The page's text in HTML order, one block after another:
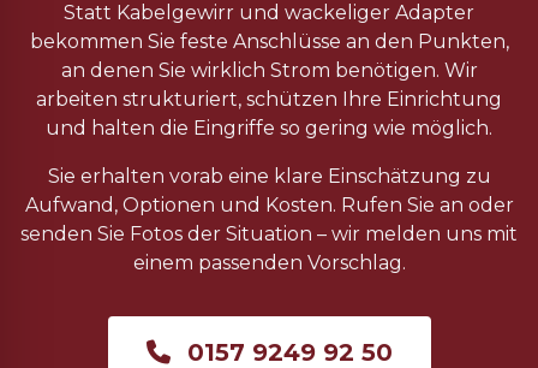
Statt Kabelgewirr und wackeliger Adapter
bekommen Sie feste Anschlüsse an den Punkten,
an denen Sie wirklich Strom benötigen. Wir
arbeiten strukturiert, schützen Ihre Einrichtung
und halten die Eingriffe so gering wie möglich.
Sie erhalten vorab eine klare Einschätzung zu
Aufwand, Optionen und Kosten. Rufen Sie an oder
senden Sie Fotos der Situation – wir melden uns mit
einem passenden Vorschlag.
0157 9249 92 50